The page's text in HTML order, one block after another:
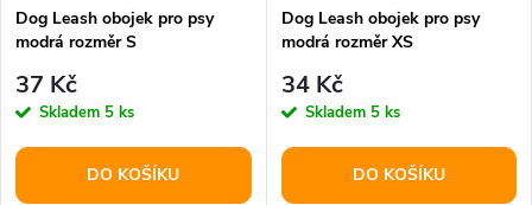
Dog Leash obojek pro psy
modrá rozměr S
37 Kč
Skladem 5 ks
DO KOŠÍKU
Dog Leash obojek pro psy
modrá rozměr XS
34 Kč
Skladem 5 ks
DO KOŠÍKU